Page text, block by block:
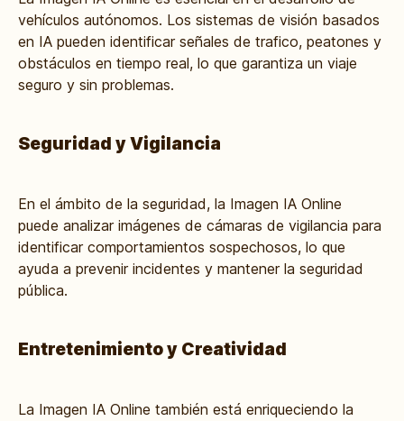
vehículos autónomos. Los sistemas de visión basados
en IA pueden identificar señales de trafico, peatones y
obstáculos en tiempo real, lo que garantiza un viaje
seguro y sin problemas.
Seguridad y Vigilancia
En el ámbito de la seguridad, la Imagen IA Online
puede analizar imágenes de cámaras de vigilancia para
identificar comportamientos sospechosos, lo que
ayuda a prevenir incidentes y mantener la seguridad
pública.
Entretenimiento y Creatividad
La Imagen IA Online también está enriqueciendo la